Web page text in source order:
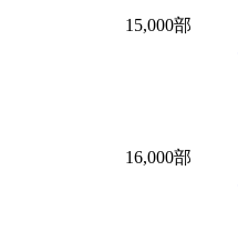
15,000部
16,000部